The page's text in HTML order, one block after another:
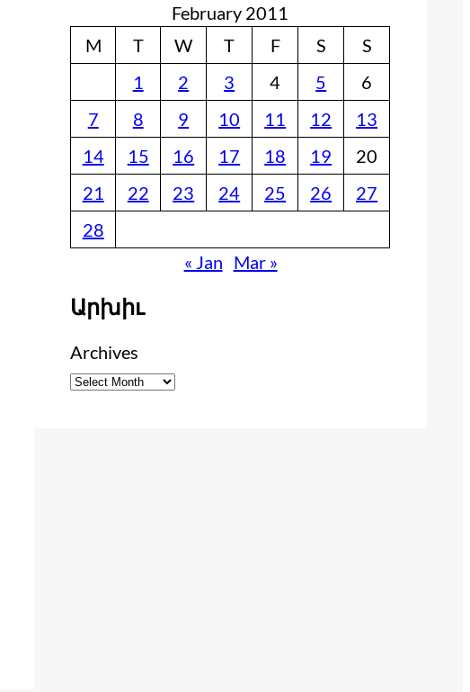
February 2011
M
T W T F S
S
1
2 3 4 5
6
7
8 9 10 11 12
13
14
15 16 17 18 19
20
21
22 23 24 25 26
27
28
« Jan Mar »
Արխիւ
Archives